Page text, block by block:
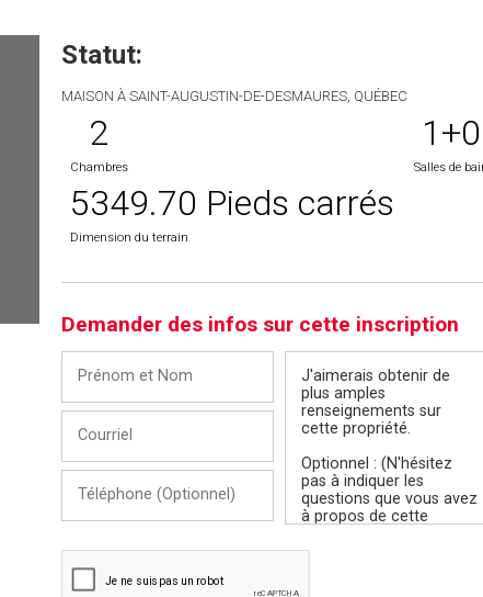
Statut:
MAISON À SAINT-AUGUSTIN-DE-DESMAURES, QUÉBEC
2
Chambres
1+0
Salles de
5349.70 Pieds carrés
Dimension du terrain
Demander des infos sur cette inscription
Nom
(Optionnel)